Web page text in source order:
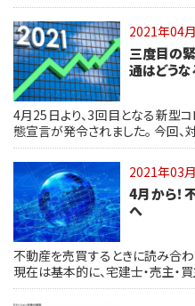
2021年04
三度目の
通はどうな
4月25日より、3回目となる新型
態宣言が発令されました。 今回、
2021年03
4月から！
へ
不動産を売買するときに読み合わ
現在は基本的に、宅建士・売主・